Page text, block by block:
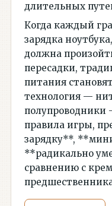
длительных
Когда каждый
зарядка
должна
пересадки,
питания
технология —
полупроводники
правила игры,
зарядку**,
**радикально
сравнению с